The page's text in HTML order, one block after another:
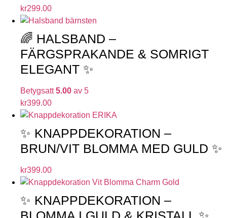
kr299.00
🌈 HALSBAND –
FÄRGSPRAKANDE & SOMRIGT
ELEGANT ✨
Betygsatt5.00 av 5
kr399.00
✨ KNAPPDEKORATION –
BRUN/VIT BLOMMA MED GULD ✨
kr399.00
✨ KNAPPDEKORATION –